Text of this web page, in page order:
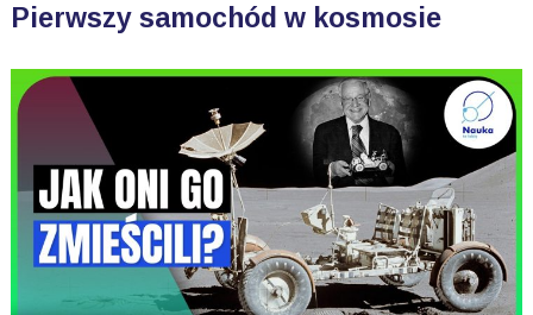
Pierwszy samochód w kosmosie